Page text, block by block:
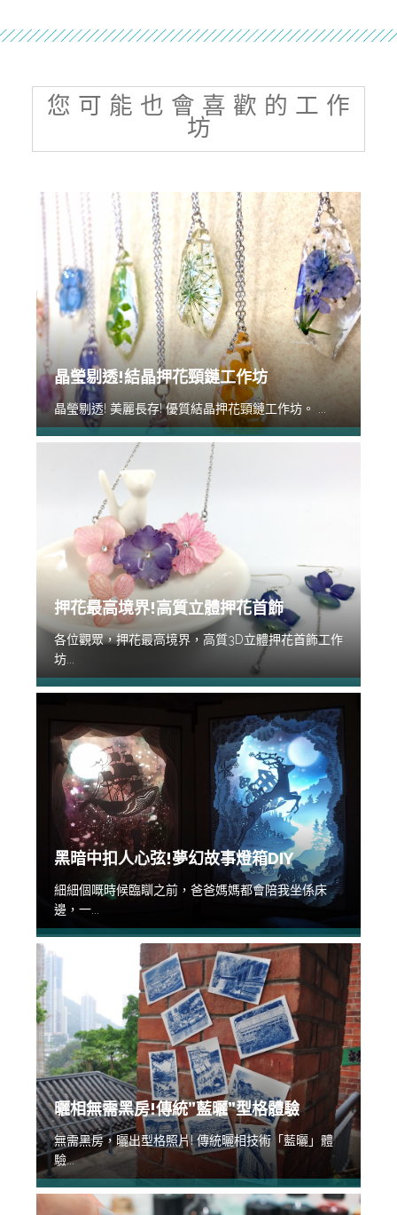
您 可 能 也 會 喜 歡 的 工 作
坊
晶瑩剔透!結晶押花頸鏈工作坊
晶瑩剔透! 美麗長存! 優質結晶押花頸鏈工作坊。 ...
押花最高境界!高質立體押花首飾
各位觀眾，押花最高境界，高質3D立體押花首飾工作
坊...
黑暗中扣人心弦!夢幻故事燈箱DIY
細細個嘅時候臨瞓之前，爸爸媽媽都會陪我坐係床
邊，一...
曬相無需黑房!傳統”藍曬”型格體驗
無需黑房，曬出型格照片! 傳統曬相技術「藍曬」體
驗...